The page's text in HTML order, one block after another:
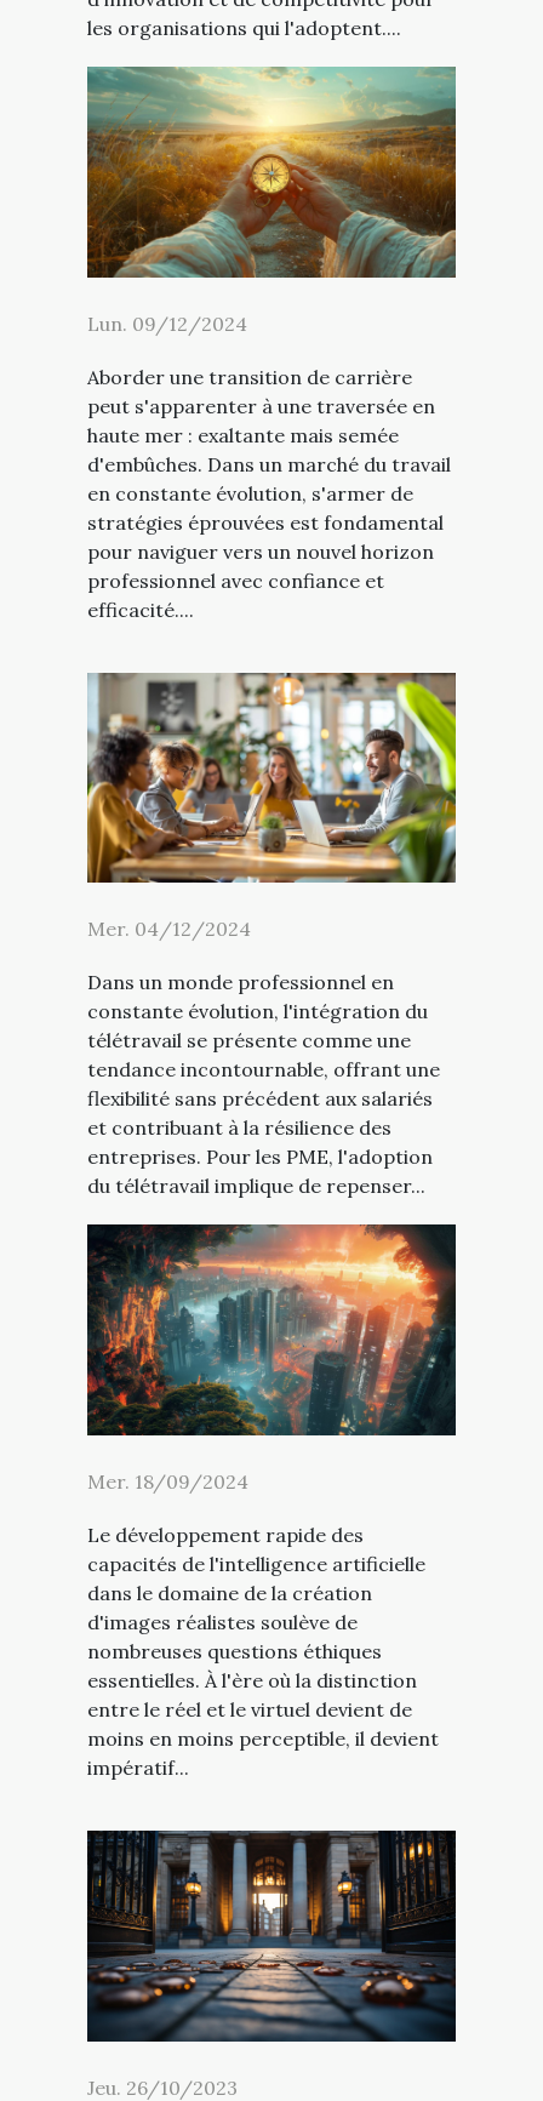
les organisations qui l'adoptent....
Lun. 09/12/2024
Aborder une transition de carrière
peut s'apparenter à une traversée en
haute mer : exaltante mais semée
d'embûches. Dans un marché du travail
en constante évolution, s'armer de
stratégies éprouvées est fondamental
pour naviguer vers un nouvel horizon
professionnel avec confiance et
efficacité....
Mer. 04/12/2024
Dans un monde professionnel en
constante évolution, l'intégration du
télétravail se présente comme une
tendance incontournable, offrant une
flexibilité sans précédent aux salariés
et contribuant à la résilience des
entreprises. Pour les PME, l'adoption
du télétravail implique de repenser...
Mer. 18/09/2024
Le développement rapide des
capacités de l'intelligence artificielle
dans le domaine de la création
d'images réalistes soulève de
nombreuses questions éthiques
essentielles. À l'ère où la distinction
entre le réel et le virtuel devient de
moins en moins perceptible, il devient
impératif...
Jeu. 26/10/2023